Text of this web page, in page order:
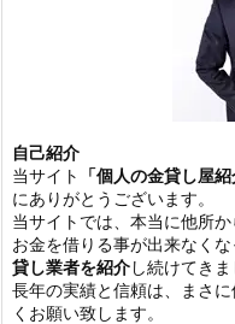
自己紹介
当サイト
「個人の金貸し屋紹
にありがとうございます。
当サイトでは、本当に他所
お金を借りる事が出来なく
貸し業者を紹介し続けてきま
長年の実績と信頼は、まさ
くお願い致します。